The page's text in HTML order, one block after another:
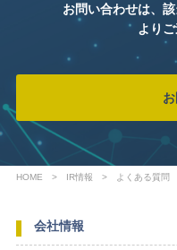
お問い合わせは、
より
HOME IR情報 よくある質問
会社情報